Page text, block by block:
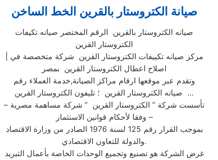
صيانة الكتروستار بالقرين الخط الساخن
صيانه الكتروستار بالقرين الرقم المختصر صيانه تكيفات
الكتروستار القرين
اصلاح اعطال الكتروستار القرين بمصر
وتقدم عبر موقعها ارقام مراكز الصيانة,خدمة العملاء رقم
صيانه الكتروستار القرين ؛ تليفون الكتروستار القرين …
تأسست شركة ” الكتروستار القرين ” شركة مساهمة مصرية –
وفقا لأحكام قوانين الاستثمار –
بموجب القرار رقم 125 لسنة 1976 الصادر من وزارة الاقتصاد
والدولة للتعاون الاقتصادي.
غرض الشركة هو تصنيع وتجميع الوحدات الخاصة بأعمال التبريد